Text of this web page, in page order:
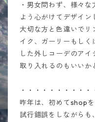
・男女問わず、様々
よう心がけてデザイン
大切な方と色違いでリ
イク、ガーリーもしく
した外しコーデのアイ
取り入れるのもいい
・・・・・・・・・
昨年は、初めてshop
試行錯誤をしながらも